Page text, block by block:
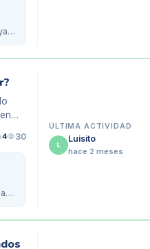
4 30
ÚLTIMA ACTIVIDAD
L
Luisito
hace 2 meses